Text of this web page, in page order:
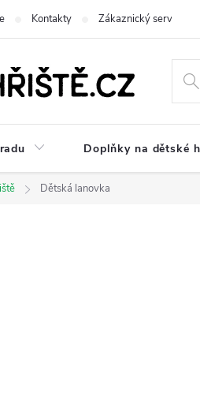
Kontakty Zákaznický servis
Doplňky na dětské
Dětská lanovka